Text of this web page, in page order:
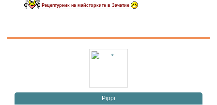
Рецептурник на майсторките в Зачатие
Pippi